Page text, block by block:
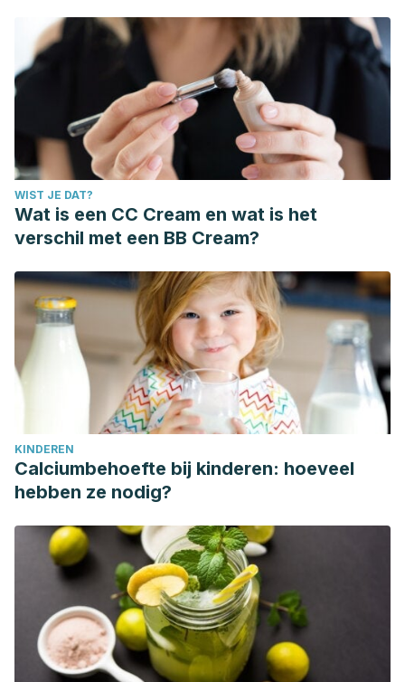
WIST JE DAT?
Wat is een CC Cream en wat is het
verschil met een BB Cream?
KINDEREN
Calciumbehoefte bij kinderen: hoeveel
hebben ze nodig?